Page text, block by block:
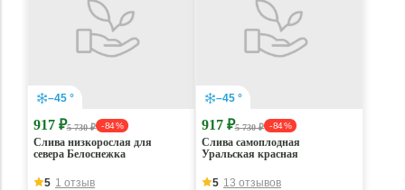
–45 °
917 ₽5 730 ₽ - 84 %
Слива низкорослая для
севера Белоснежка
5 1 отзыв
–45 °
917 ₽5 730 ₽ - 84 %
Слива самоплодная
Уральская красная
5 13 отзывов